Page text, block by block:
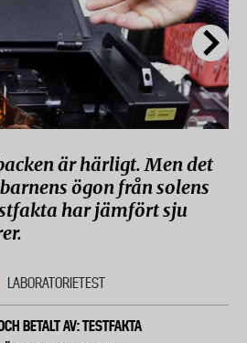
är härligt. Men det
ögon från solens
har jämfört sju
LABORATORIETEST
BETALT AV: TESTFAKTA